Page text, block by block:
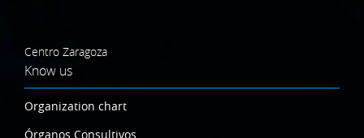
Centro Zaragoza
Know us
Organization chart
Órganos Consultivos